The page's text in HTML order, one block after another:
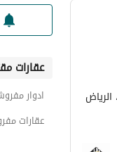
عقارات
ادوار
عقارات